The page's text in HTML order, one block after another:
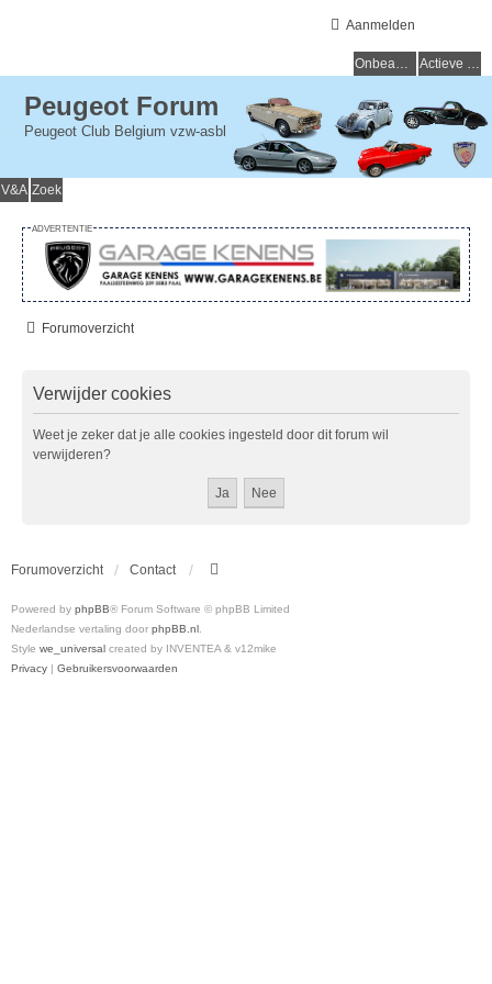
Aanmelden
Onbeantwoorde onderwerpen Actieve onderwerpen
Peugeot Forum
Peugeot Club Belgium vzw-asbl
V&A Zoek
ADVERTENTIE
Forumoverzicht
Verwijder cookies
Weet je zeker dat je alle cookies ingesteld door dit forum wil
verwijderen?
Forumoverzicht Contact
Powered by phpBB® Forum Software © phpBB Limited
Nederlandse vertaling door phpBB.nl.
Style we_universal created by INVENTEA & v12mike
Privacy | Gebruikersvoorwaarden